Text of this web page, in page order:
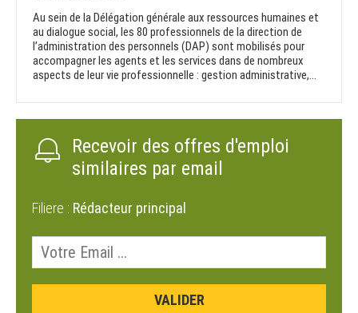
Au sein de la Délégation générale aux ressources humaines et
au dialogue social, les 80 professionnels de la direction de
l’administration des personnels (DAP) sont mobilisés pour
accompagner les agents et les services dans de nombreux
aspects de leur vie professionnelle : gestion administrative,...
Recevoir des offres d'emploi
similaires par email
Filiere : Rédacteur principal